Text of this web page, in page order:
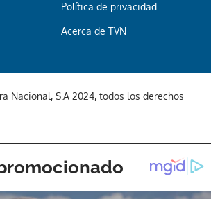
Política de privacidad
Acerca de TVN
Nacional, S.A 2024, todos los derechos